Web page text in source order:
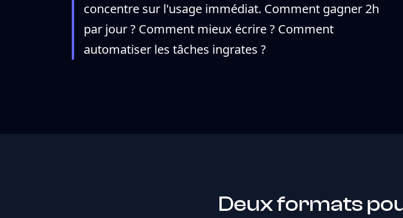
concentre sur l'usage immédiat. Comment gagner 2h
par jour ? Comment mieux écrire ? Comment
automatiser les tâches ingrates ?
Deux formats